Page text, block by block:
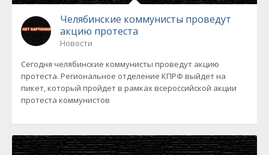
Челябинские коммунисты проведут
акцию протеста
Новости
Сегодня челябинские коммунисты проведут акцию
протеста. Региональное отделение КПРФ выйдет на
пикет, который пройдет в рамках всероссийской акции
протеста коммунистов